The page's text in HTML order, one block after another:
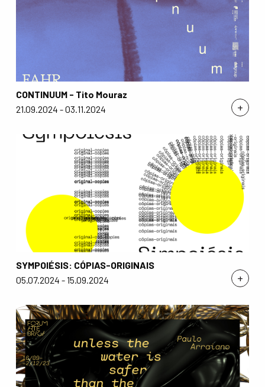
+
CONTINUUM - Tito Mouraz
21.09.2024 - 03.11.2024
+
SYMPOIÉSIS: CÓPIAS-ORIGINAIS
05.07.2024 - 15.09.2024